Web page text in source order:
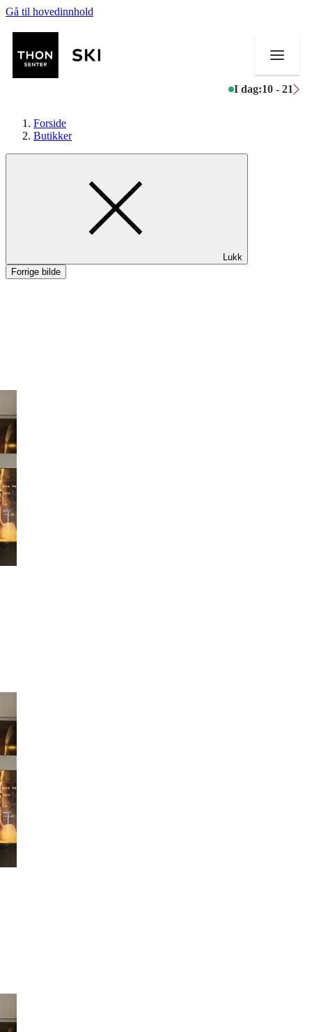
Gå til hovedinnhold
I dag:10 - 21
Mat og drikke
Aktiviteter
Forside
Butikker
Lukk
Forrige bilde